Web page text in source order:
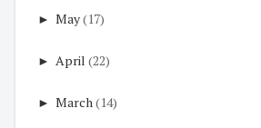
► May(17)
► April (22)
► March(14)